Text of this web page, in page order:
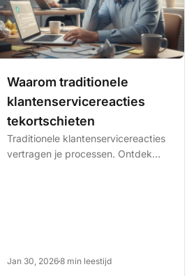
Waarom traditionele
klantenservicereacties
tekortschieten
Traditionele klantenservicereacties
vertragen je processen. Ontdek
Jan 30, 20268 min leestijd